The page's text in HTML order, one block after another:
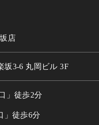
店
坂3-6 丸岡ビル 3F
」徒歩2分
」徒歩6分